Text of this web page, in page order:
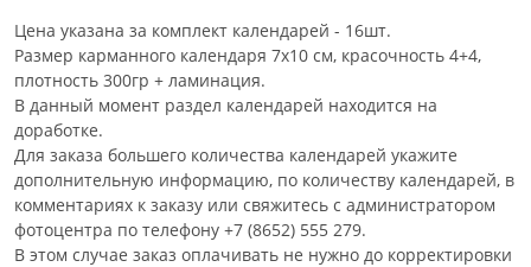
Цена указана за комплект календарей - 16шт.
Размер карманного календаря 7х10 см, красочность 4+4,
плотность 300гр + ламинация.
В данный момент раздел календарей находится на
доработке.
Для заказа большего количества календарей укажите
дополнительную информацию, по количеству календарей, в
комментариях к заказу или свяжитесь с администратором
фотоцентра по телефону +7 (8652) 555 279.
В этом случае заказ оплачивать не нужно до корректировки